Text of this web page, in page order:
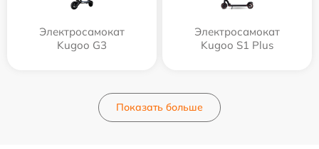
Электросамокат
Kugoo G3
Электросамокат
Kugoo S1 Plus
Показать больше